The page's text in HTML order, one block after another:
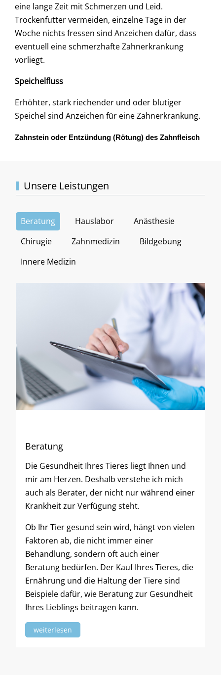
eine lange Zeit mit Schmerzen und Leid.
Trockenfutter vermeiden, einzelne Tage in der
Woche nichts fressen sind Anzeichen dafür, dass
eventuell eine schmerzhafte Zahnerkrankung
vorliegt.
Speichelfluss
Erhöhter, stark riechender und oder blutiger
Speichel sind Anzeichen für eine Zahnerkrankung.
Zahnstein oder Entzündung (Rötung) des Zahnfleisch
Unsere Leistungen
Beratung Hauslabor
Anästhesie
Chirugie
Zahnmedizin
Bildgebung
Innere Medizin
Beratung
Die Gesundheit Ihres Tieres liegt Ihnen und
mir am Herzen. Deshalb verstehe ich mich
auch als Berater, der nicht nur während einer
Krankheit zur Verfügung steht.
Ob Ihr Tier gesund sein wird, hängt von vielen
Faktoren ab, die nicht immer einer
Behandlung, sondern oft auch einer
Beratung bedürfen. Der Kauf Ihres Tieres, die
Ernährung und die Haltung der Tiere sind
Beispiele dafür, wie Beratung zur Gesundheit
Ihres Lieblings beitragen kann.
weiterlesen